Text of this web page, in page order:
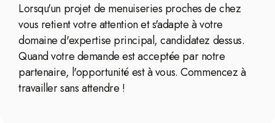
Lorsqu'un projet de menuiseries proches de chez
vous retient votre attention et s'adapte à votre
domaine d'expertise principal, candidatez dessus.
Quand votre demande est acceptée par notre
partenaire, l'opportunité est à vous. Commencez à
travailler sans attendre !